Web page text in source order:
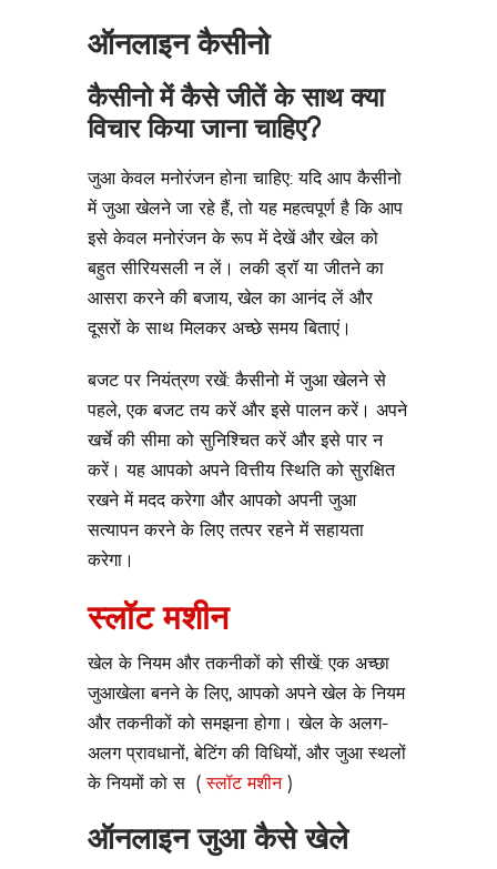
ऑनलाइन कैसीनो
कैसीनो में कैसे जीतें के साथ क्या
विचार किया जाना चाहिए?
जुआ केवल मनोरंजन होना चाहिए: यदि आप कैसीनो
में जुआ खेलने जा रहे हैं, तो यह महत्वपूर्ण है कि आप
इसे केवल मनोरंजन के रूप में देखें और खेल को
बहुत सीरियसली न लें। लकी ड्रॉ या जीतने का
आसरा करने की बजाय, खेल का आनंद लें और
दूसरों के साथ मिलकर अच्छे समय बिताएं।
बजट पर नियंत्रण रखें: कैसीनो में जुआ खेलने से
पहले, एक बजट तय करें और इसे पालन करें। अपने
खर्चे की सीमा को सुनिश्चित करें और इसे पार न
करें। यह आपको अपने वित्तीय स्थिति को सुरक्षित
रखने में मदद करेगा और आपको अपनी जुआ
सत्यापन करने के लिए तत्पर रहने में सहायता
करेगा।
स्लॉट मशीन
खेल के नियम और तकनीकों को सीखें: एक अच्छा
जुआखेला बनने के लिए, आपको अपने खेल के नियम
और तकनीकों को समझना होगा। खेल के अलग-
अलग प्रावधानों, बेटिंग की विधियों, और जुआ स्थलों
के नियमों को स (स्लॉट मशीन)
ऑनलाइन जुआ कैसे खेले